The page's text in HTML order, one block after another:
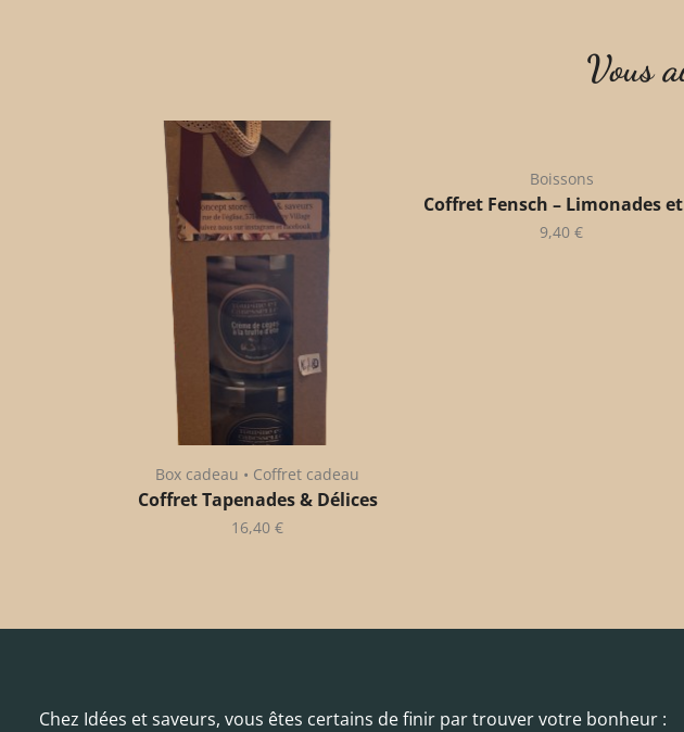
Vous
Box cadeau • Coffret cadeau
Coffret Tapenades & Délices
16,40 €
Boissons
Coffret Fensch – Limonades
9,40 €
Chez Idées et saveurs, vous êtes certains de finir par trouver votre bonheur :